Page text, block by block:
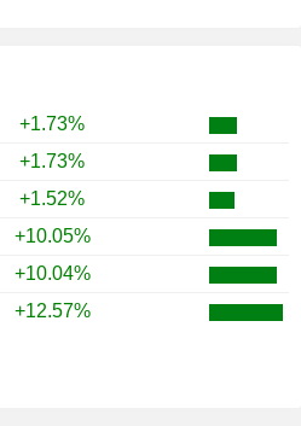
+1.73%
+1.73%
+1.52%
+10.05%
+10.04%
+12.57%